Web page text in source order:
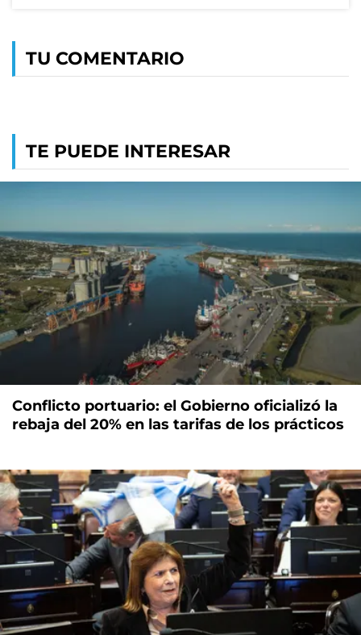
TU COMENTARIO
TE PUEDE INTERESAR
Conflicto portuario: el Gobierno oficializó la
rebaja del 20% en las tarifas de los prácticos